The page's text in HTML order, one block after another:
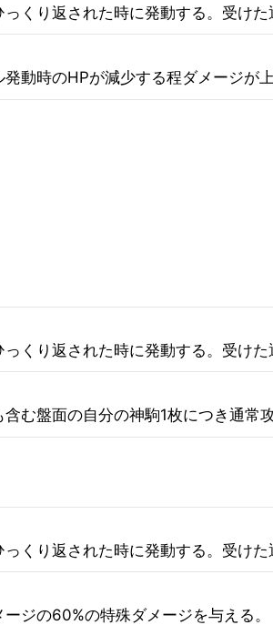
くり返された時に発動する。受け
動時のHPが減少する程ダメージ
くり返された時に発動する。受け
む盤面の自分の神駒1枚につき通常
くり返された時に発動する。受け
ジの60%の特殊ダメージを与える。